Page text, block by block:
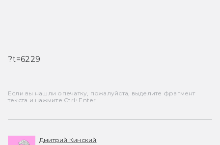
?t=6229
Если вы нашли опечатку, пожалуйста, выделите фрагмент
текста и нажмите Ctrl+Enter.
Дмитрий Кинский